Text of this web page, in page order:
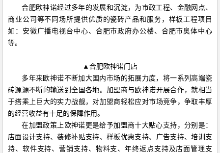
合肥欧神诺经过多年的发展和沉淀，为市政工程、金融网点、
商业公司等不同场所提供优质的瓷砖产品和服务，样板工程项目
如：安徽广播电视台中心、合肥市政府办公楼、合肥市奥体中心
等。
▲合肥欧神诺门店
多年来欧神诺不断加大国内市场的拓展力度，将一系列高端瓷
砖源源不断的输送到全国各地。加盟商与欧神诺开展合作，就相当
于搭乘上巨大的实力战舰，对加盟商轻松应对市场竞争，争取丰厚
的经营收益有十足的保障作用。
在加盟政策上欧神诺更是给予加盟商十大贴心支持，分别是：
店面设计支持、装修补贴支持、样板优惠支持、广告支持、培训支
持、软件支持、营销支持、物料支、年终返点支持及店面管理支